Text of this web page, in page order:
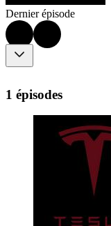
Dernier épisode
1 épisodes